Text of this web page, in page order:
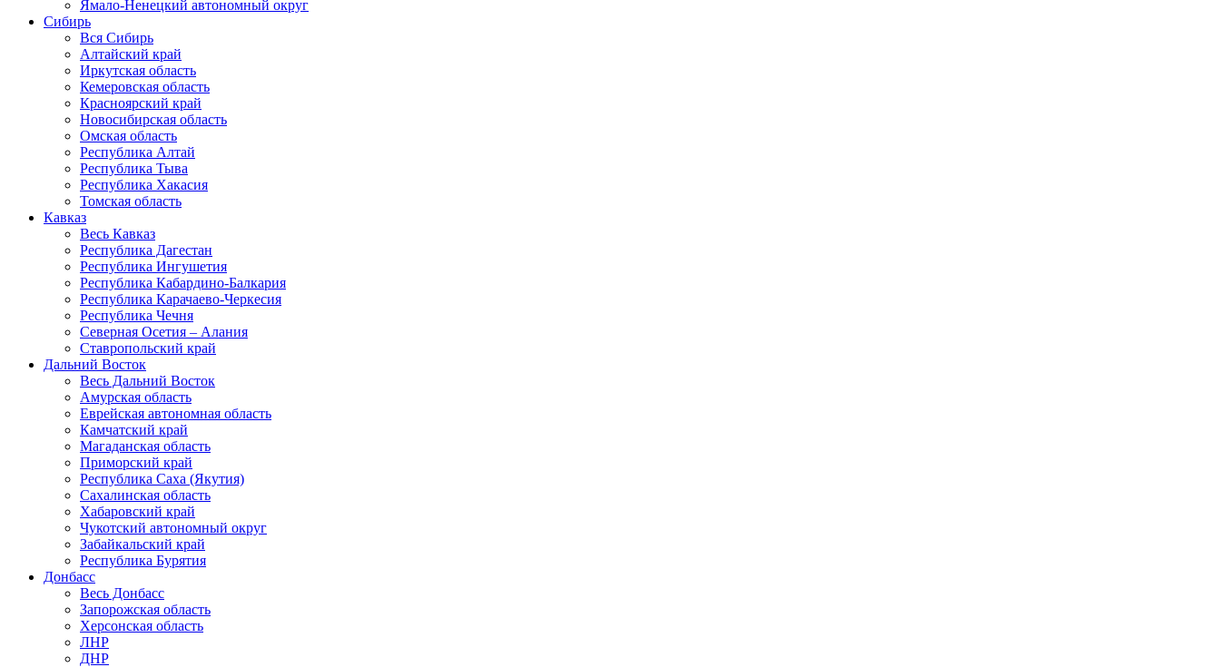
Ямало-Ненецкий автономный округ
Сибирь
Вся Сибирь
Алтайский край
Иркутская область
Кемеровская область
Красноярский край
Новосибирская область
Омская область
Республика Алтай
Республика Тыва
Республика Хакасия
Томская область
Кавказ
Весь Кавказ
Республика Дагестан
Республика Ингушетия
Республика Кабардино-Балкария
Республика Карачаево-Черкесия
Республика Чечня
Северная Осетия – Алания
Ставропольский край
Дальний Восток
Весь Дальний Восток
Амурская область
Еврейская автономная область
Камчатский край
Магаданская область
Приморский край
Республика Саха (Якутия)
Сахалинская область
Хабаровский край
Чукотский автономный округ
Забайкальский край
Республика Бурятия
Донбасс
Весь Донбасс
Запорожская область
Херсонская область
ЛНР
ДНР